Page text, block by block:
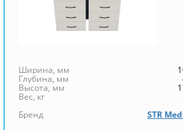
Ширина, мм
Глубина, мм
Высота, мм
Вес, кг
Бренд
STR